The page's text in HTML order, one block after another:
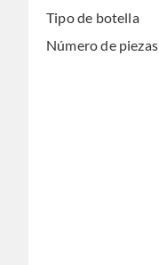
Tipo de botella
Número de piezas